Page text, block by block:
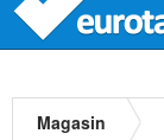
Magasin